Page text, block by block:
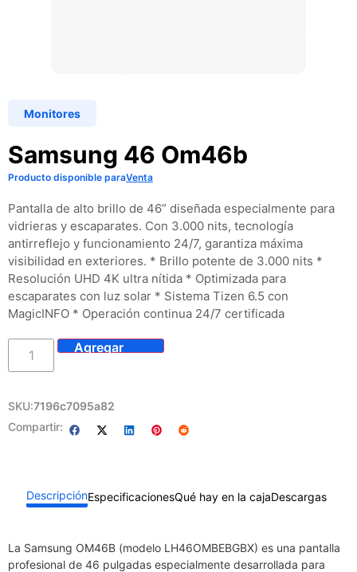
Monitores
Samsung 46 Om46b
Producto disponible paraVenta
Pantalla de alto brillo de 46” diseñada especialmente para
vidrieras y escaparates. Con 3.000 nits, tecnología
antirreflejo y funcionamiento 24/7, garantiza máxima
visibilidad en exteriores. * Brillo potente de 3.000 nits *
Resolución UHD 4K ultra nítida * Optimizada para
escaparates con luz solar * Sistema Tizen 6.5 con
MagicINFO * Operación continua 24/7 certificada
SKU:7196c7095a82
Compartir:
DescripciónEspecificacionesQué hay en la cajaDescargas
La Samsung OM46B (modelo LH46OMBEBGBX) es una pantalla
profesional de 46 pulgadas especialmente desarrollada para